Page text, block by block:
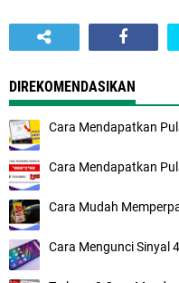
DIREKOMENDASIKAN
Cara Mendapatkan
Cara Mendapatkan
Cara Mudah
Cara Mengunci Sinyal